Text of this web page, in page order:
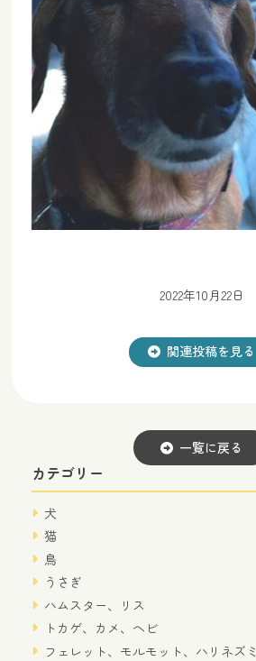
2022年10月22日
関連投稿を見る
一覧に戻る
カテゴリー
犬
猫
鳥
うさぎ
ハムスター、リス
トカゲ、カメ、ヘビ
フェレット、モルモット、ハリネズミ